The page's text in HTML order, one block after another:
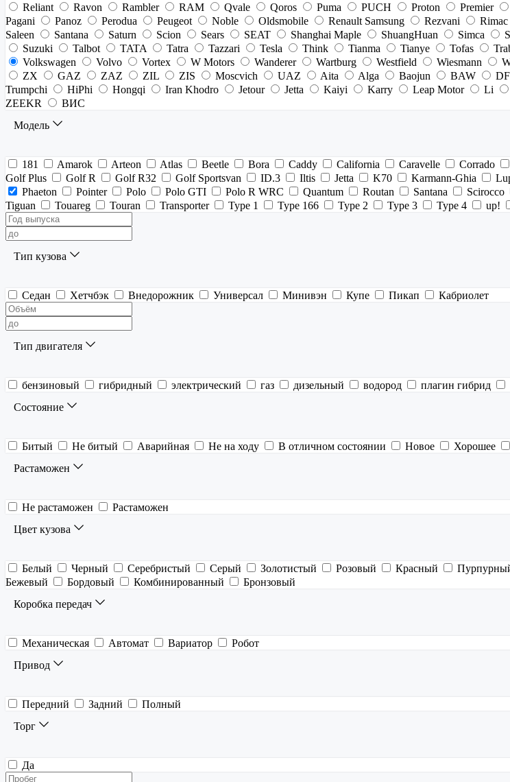
Reliant
Ravon Rambler RAM Qvale Qoros Puma PUCH Proton Premier
Pagani
Panoz Perodua Peugeot Noble Oldsmobile Renault Samsung Rezvani Rimac
Saleen
Santana Saturn Scion Sears SEAT Shanghai Maple ShuangHuan Simca
Suzuki
Talbot TATA Tatra Tazzari Tesla Think Tianma Tianye Tofas
Volkswagen
Volvo Vortex W Motors Wanderer Wartburg Westfield Wiesmann
ZX
GAZ ZAZ ZIL ZIS Moscvich UAZ Aita Alga Baojun BAW
Trumpchi
HiPhi Hongqi Iran Khodro Jetour Jetta Kaiyi Karry Leap Motor Li
ZEEKR
ВИС
Модель
181 Amarok Arteon Atlas Beetle Bora Caddy California Caravelle Corrado
Golf Plus
Golf R Golf R32 Golf Sportsvan ID.3 Iltis Jetta K70 Karmann-Ghia
Phaeton
Pointer Polo Polo GTI Polo R WRC Quantum Routan Santana Scirocco
Tiguan
Touareg Touran Transporter Type 1 Type 166 Type 2 Type 3 Type 4 up!
Тип кузова
Седан Хетчбэк Внедорожник Универсал Минивэн Купе Пикап Кабриолет
Тип двигателя
бензиновый гибридный электрический газ дизельный водород плагин гибрид
Состояние
Битый Не битый Аварийная Не на ходу В отличном состоянии Новое Хорошее
Растаможен
Не растаможен
Растаможен
Цвет кузова
Белый Черный Серебристый Серый Золотистый Розовый Красный
Бежевый
Бордовый Комбинированный
Бронзовый
Коробка передач
Механическая Автомат Вариатор
Робот
Привод
Передний Задний
Полный
Торг
Да